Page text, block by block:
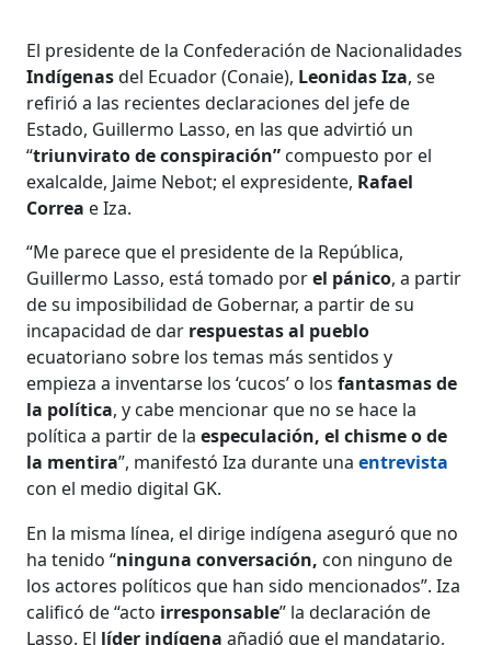
El presidente de la Confederación de Nacionalidades
Indígenasdel Ecuador (Conaie), Leonidas Iza, se
refirió a las recientes declaraciones del jefe de
Estado, Guillermo Lasso, en las que advirtió un
“triunvirato de conspiración” compuesto por el
exalcalde, Jaime Nebot; el expresidente, Rafael
Correa e Iza.
“Me parece que el presidente de la República,
Guillermo Lasso, está tomado porel pánico, a partir
de su imposibilidad de Gobernar, a partir de su
incapacidad de dar respuestas al pueblo
ecuatoriano sobre los temas más sentidos y
empieza a inventarse los ‘cucos’ o losfantasmas de
la política, y cabe mencionar que no se hace la
política a partir de laespeculación, el chisme o de
la mentira”, manifestó Iza durante una entrevista
con el medio digital GK.
En la misma línea, el dirige indígena aseguró que no
ha tenido “ninguna conversación, con ninguno de
los actores políticos que han sido mencionados”. Iza
calificó de “acto irresponsable” la declaración de
Lasso. El líder indígenaañadió que el mandatario,